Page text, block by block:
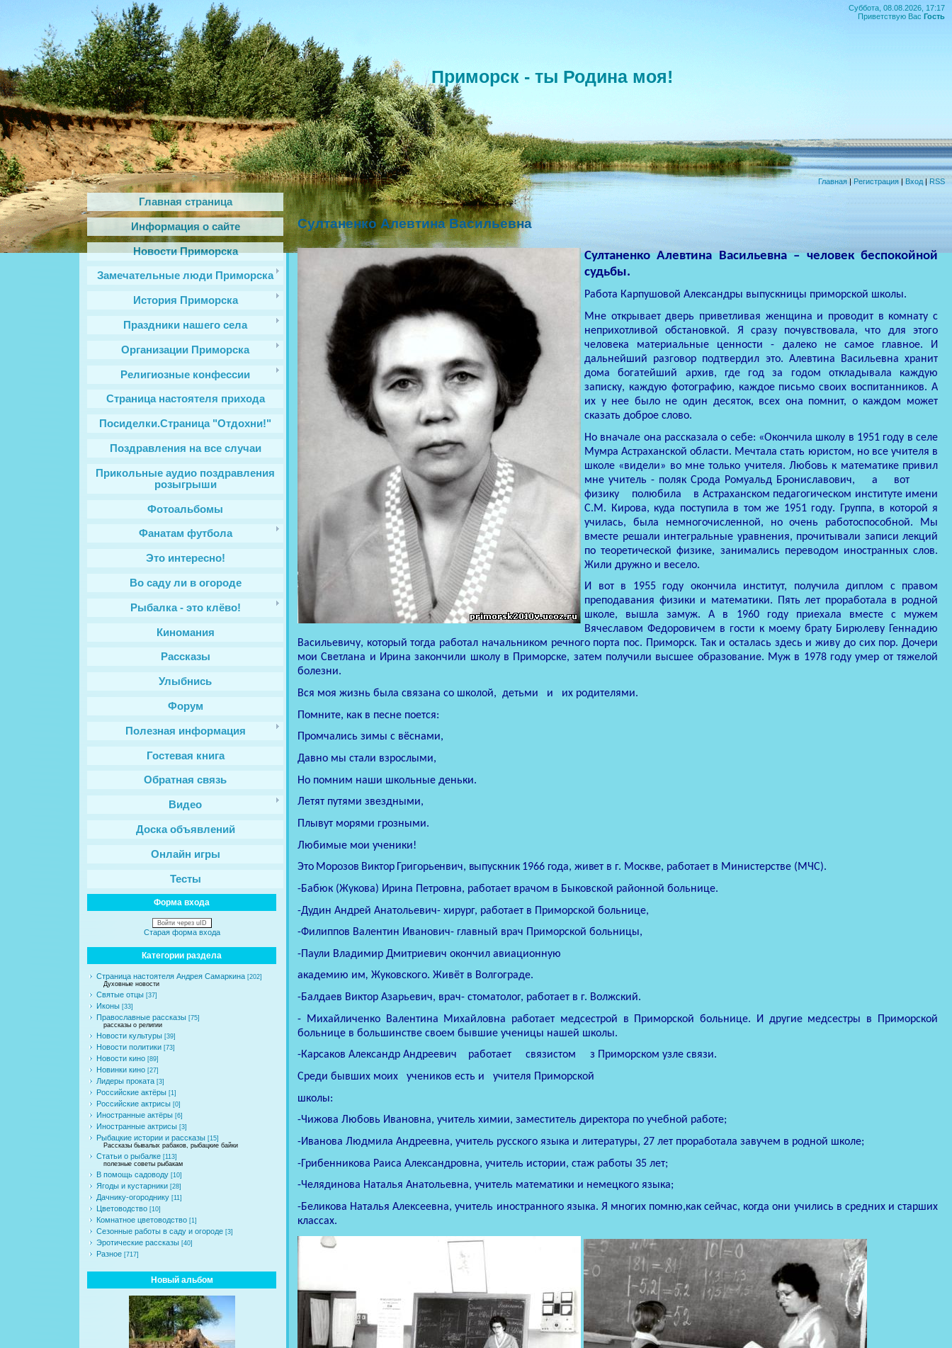
Суббота, 08.08.2026, 17:17
Приветствую Вас Гость
Приморск - ты Родина моя!
Главная|Регистрация|Вход|RSS
Главная страница
Информация о сайте
Новости Приморска
Замечательные люди Приморска
История Приморска
Праздники нашего села
Организации Приморска
Религиозные конфессии
Cтраница настоятеля прихода
Посиделки.Страница "Отдохни!"
Поздравления на все случаи
Прикольные аудио поздравления
розыгрыши
Фотоальбомы
Фанатам футбола
Это интересно!
Во саду ли в огороде
Рыбалка - это клёво!
Киномания
Рассказы
Улыбнись
Форум
Полезная информация
Гостевая книга
Обратная связь
Видео
Доска объявлений
Онлайн игры
Тесты
Форма входа
Войти через uID
Старая форма входа
Категории раздела
Страница настоятеля Андрея Самаркина [202]
Духовные новости
Святые отцы [37]
Иконы [33]
Православные рассказы [75]
рассказы о религии
Новости культуры [39]
Новости политики [73]
Новости кино [89]
Новинки кино [27]
Лидеры проката [3]
Российские актёры [1]
Российские актрисы [0]
Иностранные актёры [6]
Иностранные актрисы [3]
Рыбацкие истории и рассказы [15]
Рассказы бывалых рабаков, рыбацкие байки
Статьи о рыбалке [113]
полезные советы рыбакам
В помощь садоводу [10]
Ягоды и кустарники [28]
Дачнику-огороднику [11]
Цветоводство [10]
Комнатное цветоводство [1]
Сезонные работы в саду и огороде [3]
Эротические рассказы [40]
Разное [717]
Новый альбом
Султаненко Алевтина Васильевна
Султаненко Алевтина Васильевна – человек беспокойной
судьбы.
Работа Карпушовой Александры выпускницы приморской школы.
Мне открывает дверь приветливая женщина и проводит в комнату с
неприхотливой обстановкой. Я сразу почувствовала, что для этого
человека материальные ценности - далеко не самое главное. И
дальнейший разговор подтвердил это. Алевтина Васильевна хранит
дома богатейший архив, где год за годом откладывала каждую
записку, каждую фотографию, каждое письмо своих воспитанников. А
их у нее было не один десяток, всех она помнит, о каждом может
сказать доброе слово.
Но вначале она рассказала о себе: «Окончила школу в 1951 году в селе
Мумра Астраханской области. Мечтала стать юристом, но все учителя в
школе «видели» во мне только учителя. Любовь к математике привил
мне учитель - поляк Срода Ромуальд Брониславович,
а
вот
физику
полюбила в Астраханском педагогическом институте имени
С.М. Кирова, куда поступила в том же 1951 году. Группа, в которой я
училась, была немногочисленной, но очень работоспособной. Мы
вместе решали интегральные уравнения, прочитывали записи лекций
по теоретической физике, занимались переводом иностранных слов.
Жили дружно и весело.
И вот в 1955 году окончила институт, получила диплом с правом
преподавания физики и математики. Пять лет проработала в родной
школе, вышла замуж. А в 1960 году приехала вместе с мужем
Вячеславом Федоровичем в гости к моему брату Бирюлеву Геннадию
Васильевичу, который тогда работал начальником речного порта пос. Приморск. Так и осталась здесь и живу до сих пор. Дочери
мои Светлана и Ирина закончили школу в Приморске, затем получили высшее образование. Муж в 1978 году умер от тяжелой
болезни.
Вся моя жизнь была связана со школой, детьми и
их родителями.
Помните, как в песне поется:
Промчались зимы с вёснами,
Давно мы стали взрослыми,
Но помним наши школьные деньки.
Летят путями звездными,
Плывут морями грозными.
Любимые мои ученики!
Это Морозов Виктор Григорьенвич, выпускник 1966 года, живет в г. Москве, работает в Министерстве (МЧС).
-Бабюк (Жукова) Ирина Петровна, работает врачом в Быковской районной больнице.
-Дудин Андрей Анатольевич- хирург, работает в Приморской больнице,
-Филиппов Валентин Иванович- главный врач Приморской больницы,
-Паули Владимир Дмитриевич окончил авиационную
академию им, Жуковского. Живёт в Волгограде.
-Балдаев Виктор Азарьевич, врач- стоматолог, работает в г. Волжский.
-
Михайличенко Валентина Михайловна работает медсестрой в Приморской больнице. И другие медсестры в Приморской
больнице в большинстве своем бывшие ученицы нашей школы.
-Карсаков Александр Андреевич работает связистом
з Приморском узле связи.
Среди бывших моих
учеников есть и
учителя Приморской
школы:
-Чижова Любовь Ивановна, учитель химии, заместитель директора по учебной работе;
-Иванова Людмила Андреевна, учитель русского языка и литературы, 27 лет проработала завучем в родной школе;
-Грибенникова Раиса Александровна, учитель истории, стаж работы 35 лет;
-Челядинова Наталья Анатольевна, учитель математики и немецкого языка;
-Беликова Наталья Алексеевна, учитель иностранного языка. Я многих помню,как сейчас, когда они учились в средних и старших
классах.